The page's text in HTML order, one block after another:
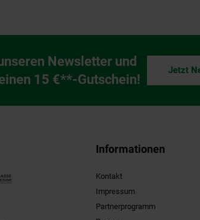
Newsletter und
15 €**-Gutschein!
Jetzt
Informationen
Kontakt
Impressum
Partnerprogramm